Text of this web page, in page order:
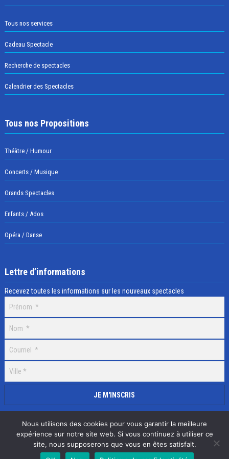
Tous nos services
Cadeau Spectacle
Recherche de spectacles
Calendrier des Spectacles
Tous nos Propositions
Théâtre / Humour
Concerts / Musique
Grands Spectacles
Enfants / Ados
Opéra / Danse
Lettre d’informations
Recevez toutes les informations sur les nouveaux spectacles
Selectick © 2020 Tous droits réservés, RéalisationAdamaco
Nous utilisons des cookies pour vous garantir la meilleure
expérience sur notre site web. Si vous continuez à utiliser ce
site, nous supposerons que vous en êtes satisfait.